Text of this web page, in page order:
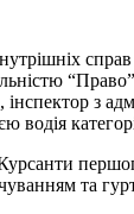
з
водія
та